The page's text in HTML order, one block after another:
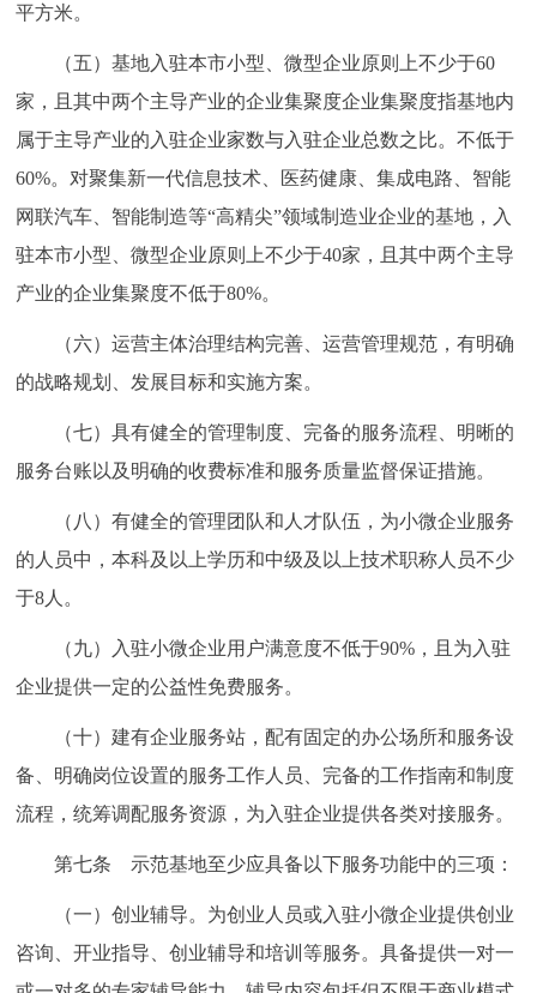
平方米。
（五）基地入驻本市小型、微型企业原则上不少于60
家，且其中两个主导产业的企业集聚度企业集聚度指基地内
属于主导产业的入驻企业家数与入驻企业总数之比。不低于
60%。对聚集新一代信息技术、医药健康、集成电路、智能
网联汽车、智能制造等“高精尖”领域制造业企业的基地，入
驻本市小型、微型企业原则上不少于40家，且其中两个主导
产业的企业集聚度不低于80%。
（六）运营主体治理结构完善、运营管理规范，有明确
的战略规划、发展目标和实施方案。
（七）具有健全的管理制度、完备的服务流程、明晰的
服务台账以及明确的收费标准和服务质量监督保证措施。
（八）有健全的管理团队和人才队伍，为小微企业服务
的人员中，本科及以上学历和中级及以上技术职称人员不少
于8人。
（九）入驻小微企业用户满意度不低于90%，且为入驻
企业提供一定的公益性免费服务。
（十）建有企业服务站，配有固定的办公场所和服务设
备、明确岗位设置的服务工作人员、完备的工作指南和制度
流程，统筹调配服务资源，为入驻企业提供各类对接服务。
第七条 示范基地至少应具备以下服务功能中的三项：
（一）创业辅导。为创业人员或入驻小微企业提供创业
咨询、开业指导、创业辅导和培训等服务。具备提供一对一